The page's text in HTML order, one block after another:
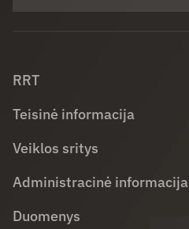
RRT
Teisinė informacija
Veiklos sritys
Administracinė informacija
Duomenys